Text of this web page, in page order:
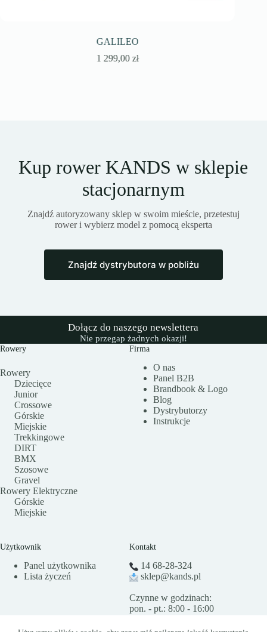
GALILEO
1 299,00 zł
Kup rower KANDS w sklepie
stacjonarnym
Znajdź autoryzowany sklep w swoim mieście, przetestuj
rower i wybierz model z pomocą eksperta
Znajdź dystrybutora w pobliżu
Dołącz do naszego newslettera
Nie przegap żadnych okazji!
Rowery
Rowery
Dziecięce
Junior
Crossowe
Górskie
Miejskie
Trekkingowe
DIRT
BMX
Szosowe
Gravel
Rowery Elektryczne
Górskie
Miejskie
Firma
O nas
Panel B2B
Brandbook & Logo
Blog
Dystrybutorzy
Instrukcje
Użytkownik
Panel użytkownika
Lista życzeń
Kontakt
14 68-28-324
sklep@kands.pl
Czynne w godzinach:
pon. - pt.: 8:00 - 16:00